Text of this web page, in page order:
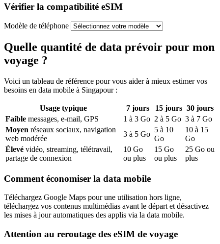
Vérifier la compatibilité eSIM
Modèle de téléphone
Quelle quantité de data prévoir pour mon
voyage ?
Voici un tableau de référence pour vous aider à mieux estimer vos
besoins en data mobile à Singapour:
Usage typique 7 jours 15 jours 30jours
Faible messages, e-mail, GPS 1 à 3 Go 2 à 5 Go 3 à 7 Go
Moyen réseaux sociaux, navigation
web modérée
3 à 5 Go
5 à 10
Go
10 à 15
Go
Élevé vidéo, streaming, télétravail,
partage de connexion
10 Go
ou plus
15 Go
ou plus
25 Go ou
plus
Comment économiser la data mobile
Téléchargez Google Maps pour une utilisation hors ligne,
téléchargez vos contenus multimédias avant le départ et désactivez
les mises à jour automatiques des applis via la data mobile.
Attention au reroutage des eSIM de voyage